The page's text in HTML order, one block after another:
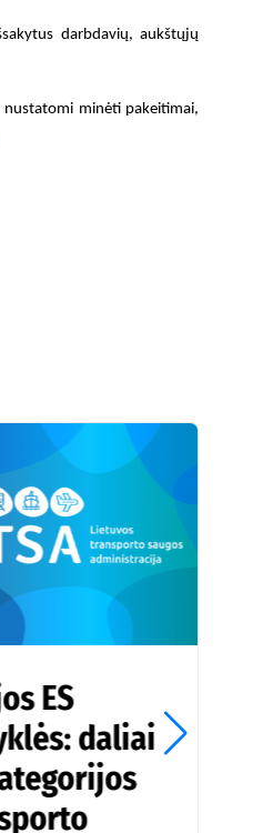
darbdavių, aukštųjų
minėti pakeitimai,
ES
daliai